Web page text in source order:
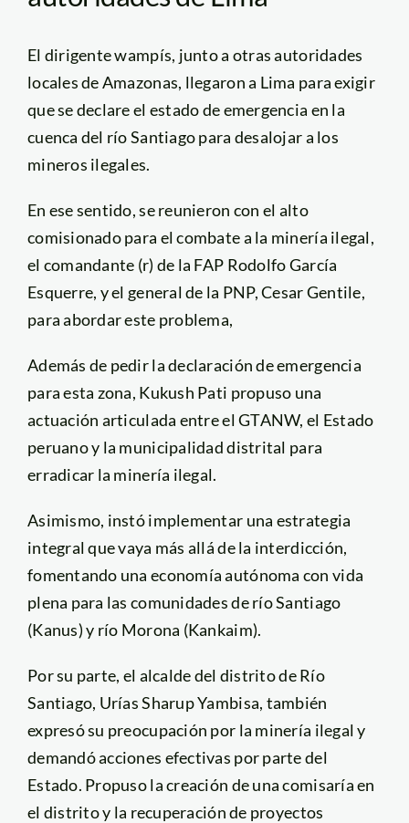
El dirigente wampís, junto a otras autoridades
locales de Amazonas, llegaron a Lima para exigir
que se declare el estado de emergencia en la
cuenca del río Santiago para desalojar a los
mineros ilegales.
En ese sentido, se reunieron con el alto
comisionado para el combate a la minería ilegal,
el comandante (r) de la FAP Rodolfo García
Esquerre, y el general de la PNP, Cesar Gentile,
para abordar este problema,
Además de pedir la declaración de emergencia
para esta zona, Kukush Pati propuso una
actuación articulada entre el GTANW, el Estado
peruano y la municipalidad distrital para
erradicar la minería ilegal.
Asimismo, instó implementar una estrategia
integral que vaya más allá de la interdicción,
fomentando una economía autónoma con vida
plena para las comunidades de río Santiago
(Kanus) y río Morona (Kankaim).
Por su parte, el alcalde del distrito de Río
Santiago, Urías Sharup Yambisa, también
expresó su preocupación por la minería ilegal y
demandó acciones efectivas por parte del
Estado. Propuso la creación de una comisaría en
el distrito y la recuperación de proyectos